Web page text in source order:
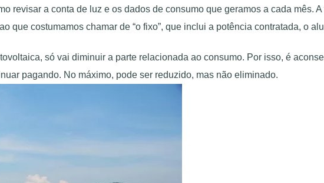
revisar a conta de luz e os dados de consumo que geramos a cada mês.
que costumamos chamar de “o fixo”, que inclui a potência contratada, o
só vai diminuir a parte relacionada ao consumo. Por isso, é
pagando. No máximo, pode ser reduzido, mas não eliminado.